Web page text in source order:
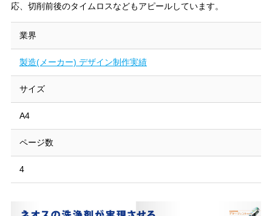
応、切削前後のタイムロスなどもアピールしています。
業界
製造(メーカー) デザイン制作実績
サイズ
A4
ページ数
4